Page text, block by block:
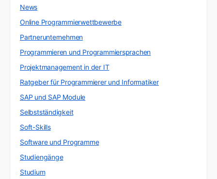
News
Online Programmierwettbewerbe
Partnerunternehmen
Programmieren und Programmiersprachen
Projektmanagement in der IT
Ratgeber für Programmierer und Informatiker
SAP und SAP Module
Selbstständigkeit
Soft-Skills
Software und Programme
Studiengänge
Studium